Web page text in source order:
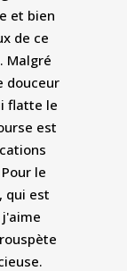
et bien
de ce
Malgré
douceur
flatte le
est
le
qui est